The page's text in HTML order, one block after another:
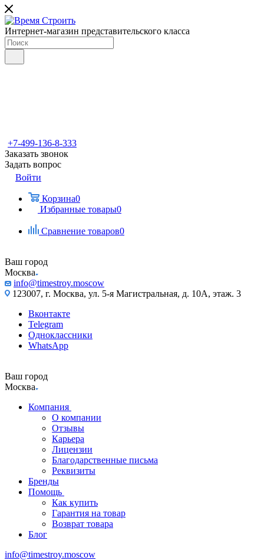
Интернет-магазин представительского класса
+7-499-136-8-333
Заказать звонок
Задать вопрос
Войти
Корзина0
Избранные товары0
Сравнение товаров0
Ваш город
Москва
info@timestroy.moscow
123007, г. Москва, ул. 5-я Магистральная, д. 10А, этаж. 3
Вконтакте
Telegram
Одноклассники
WhatsApp
Ваш город
Москва
Компания
О компании
Отзывы
Карьера
Лицензии
Благодарственные письма
Реквизиты
Бренды
Помощь
Как купить
Гарантия на товар
Возврат товара
Блог
info@timestroy.moscow